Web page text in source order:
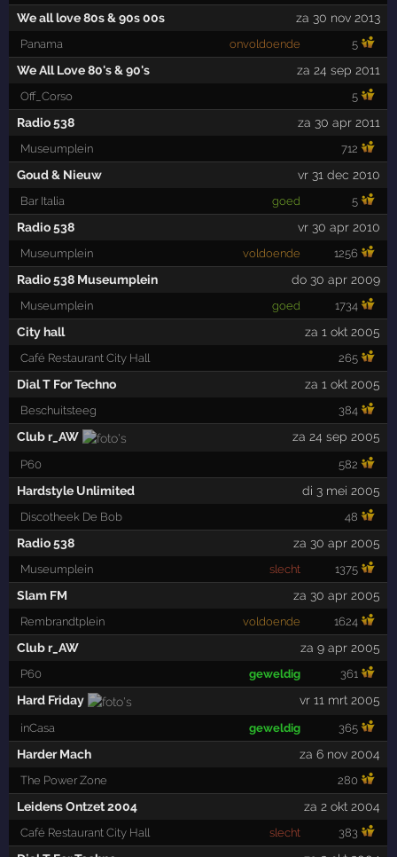
We all love 80s & 90s 00s za 30 nov 2013
Panama onvoldoende 5
We All Love 80's & 90's za 24 sep 2011
Off_Corso 5
Radio 538 za 30 apr 2011
Museumplein 712
Goud & Nieuw vr 31 dec 2010
Bar Italia goed 5
Radio 538 vr 30 apr 2010
Museumplein voldoende 1256
Radio 538 Museumplein do 30 apr 2009
Museumplein goed 1734
City hall za 1 okt 2005
Café Restaurant City Hall 265
Dial T For Techno za 1 okt 2005
Beschuitsteeg 384
Club r_AW za 24 sep 2005
P60 582
Hardstyle Unlimited di 3 mei 2005
Discotheek De Bob 48
Radio 538 za 30 apr 2005
Museumplein slecht 1375
Slam FM za 30 apr 2005
Rembrandtplein voldoende 1624
Club r_AW za 9 apr 2005
P60 geweldig 361
Hard Friday vr 11 mrt 2005
inCasa geweldig 365
Harder Mach za 6 nov 2004
The Power Zone 280
Leidens Ontzet 2004 za 2 okt 2004
Café Restaurant City Hall slecht 383